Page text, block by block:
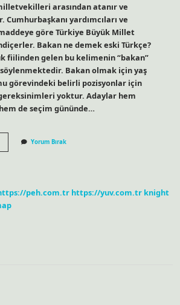
arasından atanır ve
Cumhurbaşkanı yardımcıları ve
göre Türkiye Büyük Millet
Bakan ne demek eski Türkçe?
fiilinden gelen bu kelimenin “bakan”
Bakan olmak için yaş
görevindeki belirli pozisyonlar için
yoktur. Adaylar hem
de seçim gününde…
Yorum Bırak
peh.com.tr https://yuv.com.tr knight